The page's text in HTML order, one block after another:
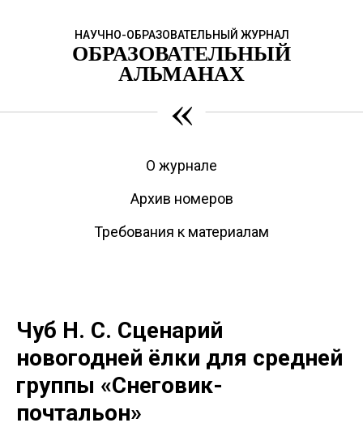
НАУЧНО-ОБРАЗОВАТЕЛЬНЫЙ ЖУРНАЛ
ОБРАЗОВАТЕЛЬНЫЙ
АЛЬМАНАХ
«
О журнале
Архив номеров
Требования к материалам
Чуб Н. С. Сценарий
новогодней ёлки для средней
группы «Снеговик-
почтальон»